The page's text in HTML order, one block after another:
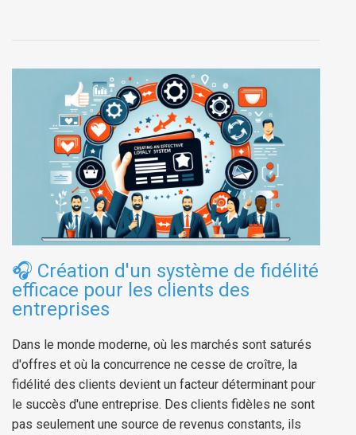
🎧 Création d'un système de fidélité
efficace pour les clients des
entreprises
Dans le monde moderne, où les marchés sont saturés
d'offres et où la concurrence ne cesse de croître, la
fidélité des clients devient un facteur déterminant pour
le succès d'une entreprise. Des clients fidèles ne sont
pas seulement une source de revenus constants, ils